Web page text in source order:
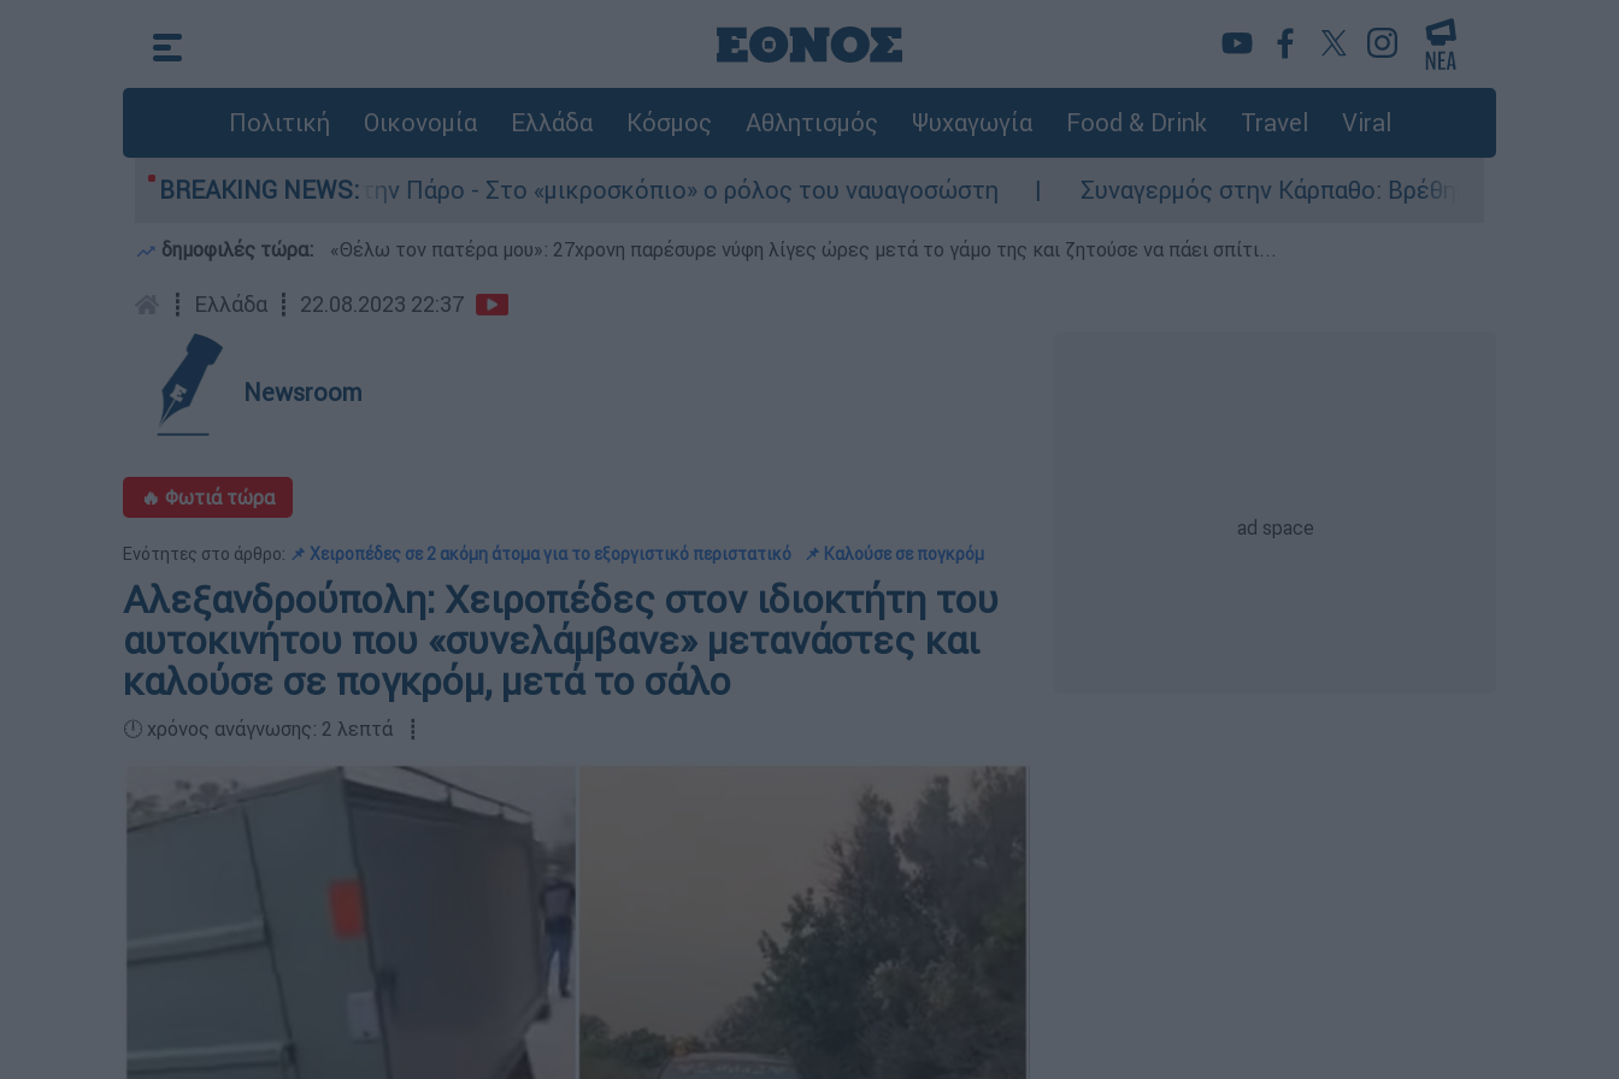
Πολιτική Οικονομία Ελλάδα Κόσμος Αθλητισμός Ψυχαγωγία Food & Drink Travel Viral
BREAKING NEWS:
του 4χρονου στην Πάρο - Στο «μικροσκόπιο» ο ρόλος του ναυαγοσώστη Συναγερμός στην Κάρπαθο: Βρέθηκαν παλιά πυρομαχικά
δημοφιλές τώρα: «Θέλω τον πατέρα μου»: 27χρονη παρέσυρε νύφη λίγες ώρες μετά το γάμο της και ζητούσε να πάει σπίτι...
┋ Ελλάδα ┋ 22.08.2023 22:37
Newsroom
🔥 Φωτιά τώρα
Ενότητες στο άρθρο: 📌 Χειροπέδες σε 2 ακόμη άτομα για το εξοργιστικό περιστατικό 📌 Καλούσε σε πογκρόμ
Αλεξανδρούπολη: Χειροπέδες στον ιδιοκτήτη του
αυτοκινήτου που «συνελάμβανε» μετανάστες και
καλούσε σε πογκρόμ, μετά το σάλο
🕛 χρόνος ανάγνωσης: 2 λεπτά ┋